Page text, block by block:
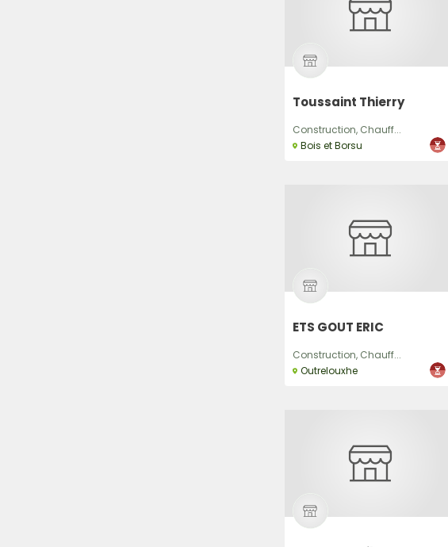
Toussaint Thierry
Construction, Chauff...
Bois et Borsu
ETS GOUT ERIC
Construction, Chauff...
Outrelouxhe